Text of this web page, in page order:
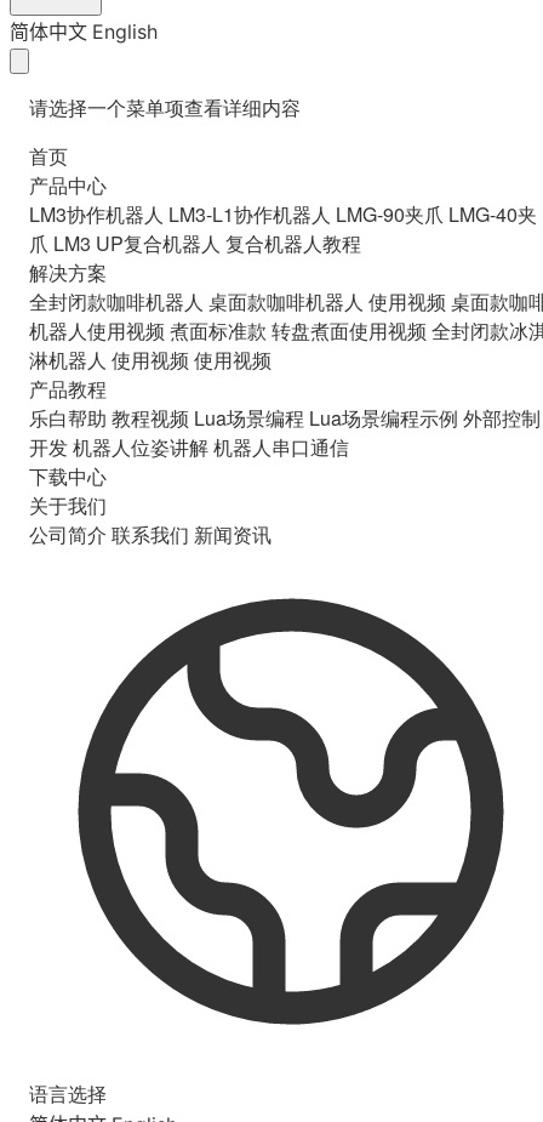
简体中文 English
请选择一个菜单项查看详细内容
首页
产品中心
LM3协作机器人 LM3-L1协作机器人 LMG-90夹爪 LMG-40夹
爪 LM3 UP复合机器人 复合机器人教程
解决方案
全封闭款咖啡机器人 桌面款咖啡机器人 使用视频 桌面款咖
机器人使用视频 煮面标准款 转盘煮面使用视频 全封闭款冰
淋机器人 使用视频 使用视频
产品教程
乐白帮助 教程视频 Lua场景编程 Lua场景编程示例 外部控制
开发机器人位姿讲解机器人串口通信
下载中心
关于我们
公司简介 联系我们 新闻资讯
语言选择